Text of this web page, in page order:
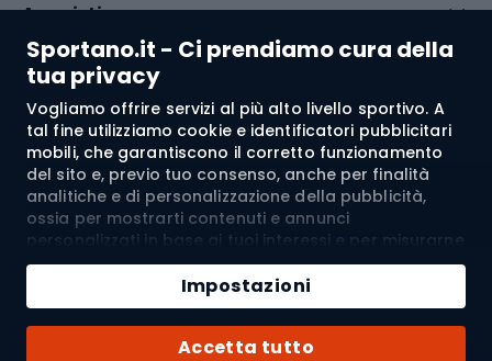
Sportano.it - Ci prendiamo cura della
tua privacy
Vogliamo offrire servizi al più alto livello sportivo. A
tal fine utilizziamo cookie e identificatori pubblicitari
mobili, che garantiscono il corretto funzionamento
del sito e, previo tuo consenso, anche per finalità
analitiche e di personalizzazione della pubblicità,
ossia per mostrarti contenuti e annunci
personalizzati in base ai tuoi interessi e per misurarne
l’efficacia. I cookie e gli identificatori pubblicitari
mobili possono essere utilizzati sia per attività
pubblicitarie personalizzate sia non personalizzate, a
seconda dei consensi da te espressi. Se clicchi su
“Accetta tutto”, acconsenti al trattamento dei tuoi
Accetta tutto
Impostazioni
Quantità
Aggiungi al carrello
Acquista con
Acquisti
Servizio clienti
Regolamento
Chi siamo
© 2026 Sportano